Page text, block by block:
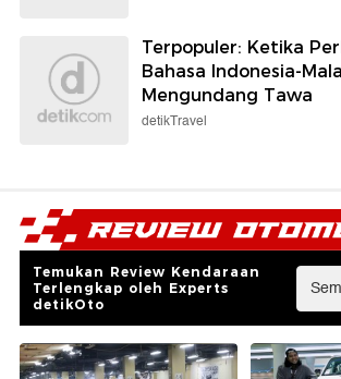
Terpopuler: Ketika
Bahasa Indonesia-
Mengundang Tawa
detikTravel
Temukan Review Kendaraan
Terlengkap oleh Experts
detikOto